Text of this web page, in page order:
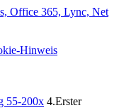
Hinweis
55-200x 4.Erster